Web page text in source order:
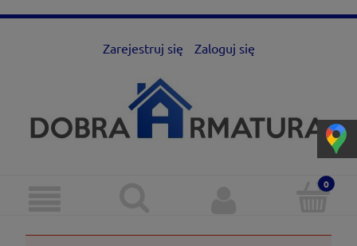
Zarejestruj się Zaloguj się